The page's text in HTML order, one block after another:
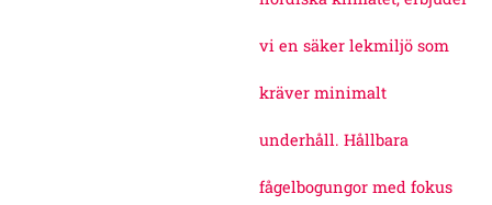
vi en säker lekmiljö som
kräver minimalt
underhåll. Hållbara
fågelbogungor med fokus